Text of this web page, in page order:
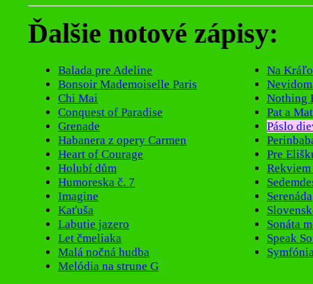
Ďalšie notové zápisy:
Balada pre Adeline
Bonsoir Mademoiselle Paris
Chi Mai
Conquest of Paradise
Grenade
Habanera z opery Carmen
Heart of Courage
Holubí dům
Humoreska č. 7
Imagine
Kaťuša
Labutie jazero
Let čmeliaka
Malá nočná hudba
Melódia na strune G
Na
Nothing
Pat a Mat
Páslo
Pre
Rekviem
Serenáda
Sonáta
Speak